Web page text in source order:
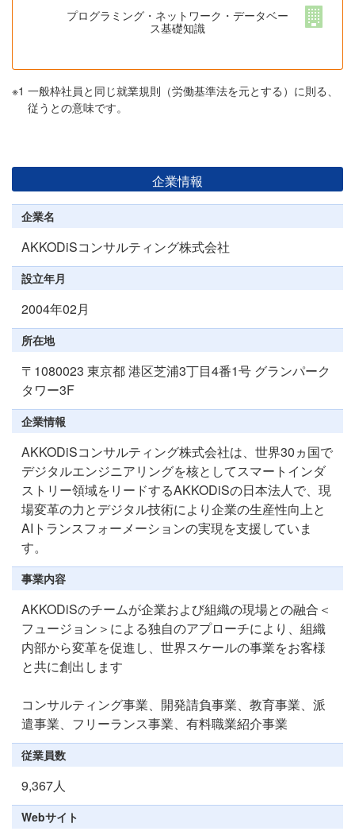
プログラミング・ネットワーク・データベー
ス基礎知識
※1 一般枠社員と同じ就業規則（労働基準法を元とする）に則る、
従うとの意味です。
企業情報
企業名
AKKODiSコンサルティング株式会社
設立年月
2004年02月
所在地
〒1080023 東京都 港区芝浦3丁目4番1号 グランパーク
タワー3F
企業情報
AKKODiSコンサルティング株式会社は、世界30ヵ国で
デジタルエンジニアリングを核としてスマートインダ
ストリー領域をリードするAKKODiSの日本法人で、現
場変革の力とデジタル技術により企業の生産性向上と
AIトランスフォーメーションの実現を支援していま
す。
事業内容
AKKODiSのチームが企業および組織の現場との融合＜
フュージョン＞による独自のアプローチにより、組織
内部から変革を促進し、世界スケールの事業をお客様
と共に創出します
コンサルティング事業、開発請負事業、教育事業、派
遣事業、フリーランス事業、有料職業紹介事業
従業員数
9,367人
Webサイト